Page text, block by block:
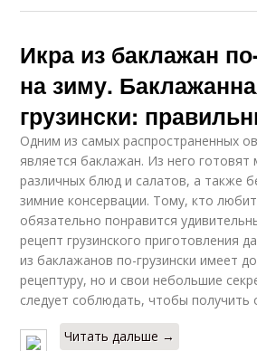
Икра из баклажан
на зиму.
грузински:
Одним из самых распространенных
является баклажан. Из него
различных блюд и салатов, а также
зимние консервации. Тому, кто
обязательно понравится
рецепт грузинского приготовления
из баклажанов по-грузински имеет
рецептуру, но и свои небольшие
следует соблюдать, чтобы получить
Читать дальше →